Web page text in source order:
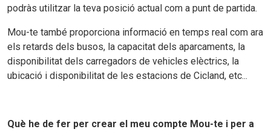
podràs utilitzar la teva posició actual com a punt de partida.
Mou-te també proporciona informació en temps real com ara
els retards dels busos, la capacitat dels aparcaments, la
disponibilitat dels carregadors de vehicles elèctrics, la
ubicació i disponibilitat de les estacions de Cicland, etc...
Què he de fer per crear el meu compte Mou-te i per a